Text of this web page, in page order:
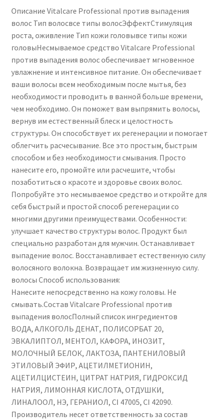
ml
Описание Vitalcare Professional против выпадения
волос Тип волосвсе типы волосЭффектСтимуляция
роста, оживление Тип кожи головывсе типы кожи
головыНесмываемое средство Vitalcare Professional
против выпадения волос обеспечивает мгновенное
увлажнение и интенсивное питание. Он обеспечивает
ваши волосы всем необходимым после мытья, без
необходимости проводить в ванной больше времени,
чем необходимо. Он поможет вам выпрямить волосы,
вернув им естественный блеск и целостность
структуры. Он способствует их регенерации и помогает
облегчить расчесывание. Все это простым, быстрым
способом и без необходимости смывания. Просто
нанесите его, промойте или расчешите, чтобы
позаботиться о красоте и здоровье своих волос.
Попробуйте это несмываемое средство и откройте для
себя быстрый и простой способ регенерации со
многими другими преимуществами. Особенности:
улучшает качество структуры волос. Продукт был
специально разработан для мужчин. Останавливает
выпадение волос. Восстанавливает естественную силу
волосяного волокна. Возвращает им жизненную силу.
волосы Способ использования:
Нанесите непосредственно на кожу головы. Не
смывать.Состав Vitalcare Professional против
выпадения волосПолный список ингредиентов
ВОДА, АЛКОГОЛЬ ДЕНАТ, ПОЛИСОРБАТ 20,
ЭВКАЛИПТОЛ, МЕНТОЛ, КАФОРА, ИНОЗИТ,
МОЛОЧНЫЙ БЕЛОК, ЛАКТОЗА, ПАНТЕНИЛОВЫЙ
ЭТИЛОВЫЙ ЭФИР, АЦЕТИЛМЕТИОНИН,
АЦЕТИЛЦИСТЕИН, ЦИТРАТ НАТРИЯ, ГИДРОКСИД
НАТРИЯ, ЛИМОННАЯ КИСЛОТА, ОТДУШКИ,
ЛИНАЛООЛ, НЭ, ГЕРАНИОЛ, CI 47005, CI 42090.
Производитель несет ответственность за состав